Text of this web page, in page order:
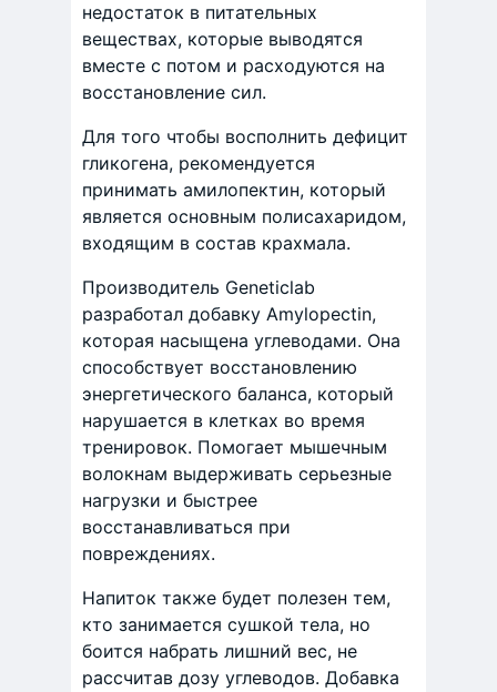
недостаток в питательных
веществах, которые выводятся
вместе с потом и расходуются на
восстановление сил.
Для того чтобы восполнить дефицит
гликогена, рекомендуется
принимать амилопектин, который
является основным полисахаридом,
входящим в состав крахмала.
Производитель Geneticlab
разработал добавку Amylopectin,
которая насыщена углеводами. Она
способствует восстановлению
энергетического баланса, который
нарушается в клетках во время
тренировок. Помогает мышечным
волокнам выдерживать серьезные
нагрузки и быстрее
восстанавливаться при
повреждениях.
Напиток также будет полезен тем,
кто занимается сушкой тела, но
боится набрать лишний вес, не
рассчитав дозу углеводов. Добавка